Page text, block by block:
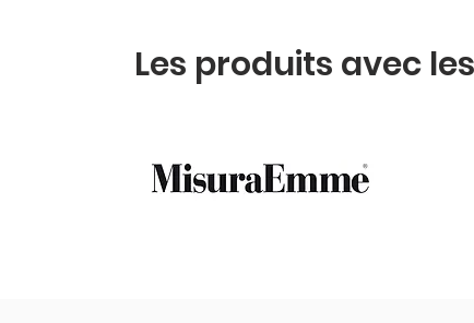
Les produits avec